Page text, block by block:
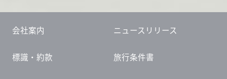
会社案内 ニュースリリース
標識・約款 旅行条件書